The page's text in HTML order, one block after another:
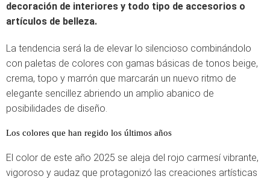
decoración de interiores y todo tipo de accesorios o
artículos de belleza.
La tendencia será la de elevar lo silencioso combinándolo
con paletas de colores con gamas básicas de tonos beige,
crema, topo y marrón que marcarán un nuevo ritmo de
elegante sencillez abriendo un amplio abanico de
posibilidades de diseño.
Los colores que han regido los últimos años
El color de este año 2025 se aleja del rojo carmesí vibrante,
vigoroso y audaz que protagonizó las creaciones artísticas